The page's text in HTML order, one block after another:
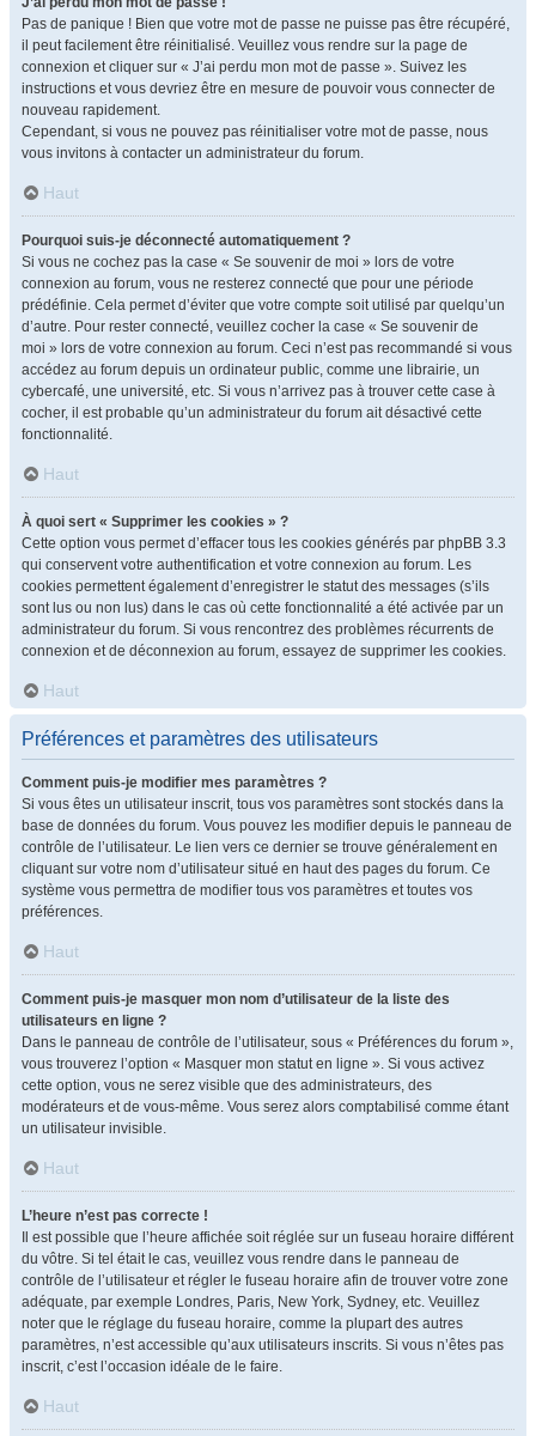
Pas de panique ! Bien que votre mot de passe ne puisse pas être récupéré,
il peut facilement être réinitialisé. Veuillez vous rendre sur la page de
connexion et cliquer sur « J’ai perdu mon mot de passe ». Suivez les
instructions et vous devriez être en mesure de pouvoir vous connecter de
nouveau rapidement.
Cependant, si vous ne pouvez pas réinitialiser votre mot de passe, nous
vous invitons à contacter un administrateur du forum.
Haut
Pourquoi suis-je déconnecté automatiquement ?
Si vous ne cochez pas la case « Se souvenir de moi » lors de votre
connexion au forum, vous ne resterez connecté que pour une période
prédéfinie. Cela permet d’éviter que votre compte soit utilisé par quelqu’un
d’autre. Pour rester connecté, veuillez cocher la case « Se souvenir de
moi » lors de votre connexion au forum. Ceci n’est pas recommandé si vous
accédez au forum depuis un ordinateur public, comme une librairie, un
cybercafé, une université, etc. Si vous n’arrivez pas à trouver cette case à
cocher, il est probable qu’un administrateur du forum ait désactivé cette
fonctionnalité.
Haut
À quoi sert « Supprimer les cookies » ?
Cette option vous permet d’effacer tous les cookies générés par phpBB 3.3
qui conservent votre authentification et votre connexion au forum. Les
cookies permettent également d’enregistrer le statut des messages (s’ils
sont lus ou non lus) dans le cas où cette fonctionnalité a été activée par un
administrateur du forum. Si vous rencontrez des problèmes récurrents de
connexion et de déconnexion au forum, essayez de supprimer les cookies.
Haut
Préférences et paramètres des utilisateurs
Comment puis-je modifier mes paramètres ?
Si vous êtes un utilisateur inscrit, tous vos paramètres sont stockés dans la
base de données du forum. Vous pouvez les modifier depuis le panneau de
contrôle de l’utilisateur. Le lien vers ce dernier se trouve généralement en
cliquant sur votre nom d’utilisateur situé en haut des pages du forum. Ce
système vous permettra de modifier tous vos paramètres et toutes vos
préférences.
Haut
Comment puis-je masquer mon nom d’utilisateur de la liste des
utilisateurs en ligne ?
Dans le panneau de contrôle de l’utilisateur, sous « Préférences du forum »,
vous trouverez l’option « Masquer mon statut en ligne ». Si vous activez
cette option, vous ne serez visible que des administrateurs, des
modérateurs et de vous-même. Vous serez alors comptabilisé comme étant
un utilisateur invisible.
Haut
L’heure n’est pas correcte !
Il est possible que l’heure affichée soit réglée sur un fuseau horaire différent
du vôtre. Si tel était le cas, veuillez vous rendre dans le panneau de
contrôle de l’utilisateur et régler le fuseau horaire afin de trouver votre zone
adéquate, par exemple Londres, Paris, New York, Sydney, etc. Veuillez
noter que le réglage du fuseau horaire, comme la plupart des autres
paramètres, n’est accessible qu’aux utilisateurs inscrits. Si vous n’êtes pas
inscrit, c’est l’occasion idéale de le faire.
Haut